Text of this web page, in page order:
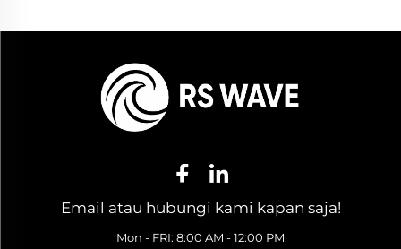
Email atau hubungi kami kapan saja!
Mon - FRI: 8:00 AM - 12:00 PM